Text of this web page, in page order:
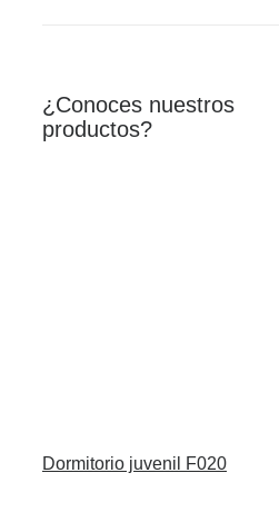
¿Conoces nuestros
productos?
Dormitorio juvenil F020